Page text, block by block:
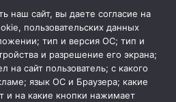
наш сайт, вы даете согласие на
пользовательских данных
тип и версия ОС; тип и
и разрешение его экрана;
на сайт пользователь; с какого
язык ОС и Браузера; какие
и на какие кнопки нажимает